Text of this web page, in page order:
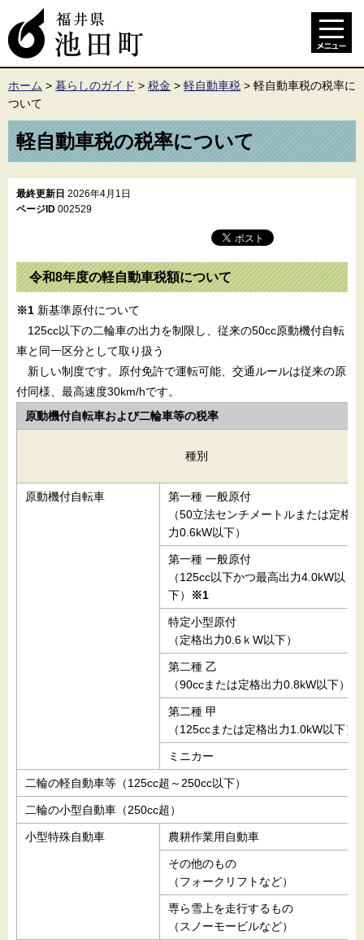
ホーム > 暮らしのガイド > 税金 > 軽自動車税 > 軽自動車税の税率に
ついて
軽自動車税の税率について
最終更新日 2026年4月1日
ページID 002529
令和8年度の軽自動車税額について
※1 新基準原付について
125cc以下の二輪車の出力を制限し、従来の50cc原動機付自転
車と同一区分として取り扱う
新しい制度です。原付免許で運転可能、交通ルールは従来の原
付同様、最高速度30km/hです。
原動機付自転車および二輪車等の税率
種別
原動機付自転車
第一種 一般原付
（50立法センチメートルまたは定格出
力0.6kW以下）
第一種 一般原付
（125cc以下かつ最高出力4.0kW以
下）
※1
特定小型原付
（定格出力0.6ｋW以下）
第二種 乙
（90ccまたは定格出力0.8kW以下）
第二種 甲
（125ccまたは定格出力1.0kW以下）
ミニカー
二輪の軽自動車等（125cc超～250cc以下）
二輪の小型自動車（250cc超）
小型特殊自動車 農耕作業用自動車
その他のもの
（フォークリフトなど）
専ら雪上を走行するもの
（スノーモービルなど）